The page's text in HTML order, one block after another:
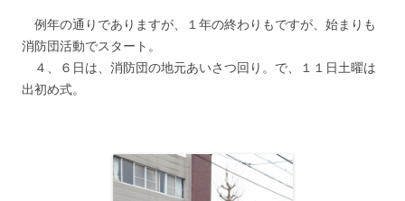
例年の通りでありますが、１年の終わりもですが、始まりも
消防団活動でスタート。
４、６日は、消防団の地元あいさつ回り。で、１１日土曜は
出初め式。